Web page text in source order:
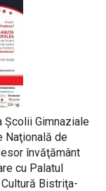
Şcolii Gimnaziale
Naţională de
învăţământ
cu Palatul
Bistriţa-